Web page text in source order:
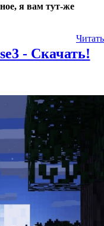
я вам тут-же
Читать
- Скачать!